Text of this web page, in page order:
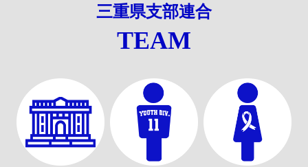
三重県支部連合
TEAM